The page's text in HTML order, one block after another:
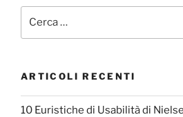
ARTICOLI RECENTI
10 Euristiche di Usabilità di